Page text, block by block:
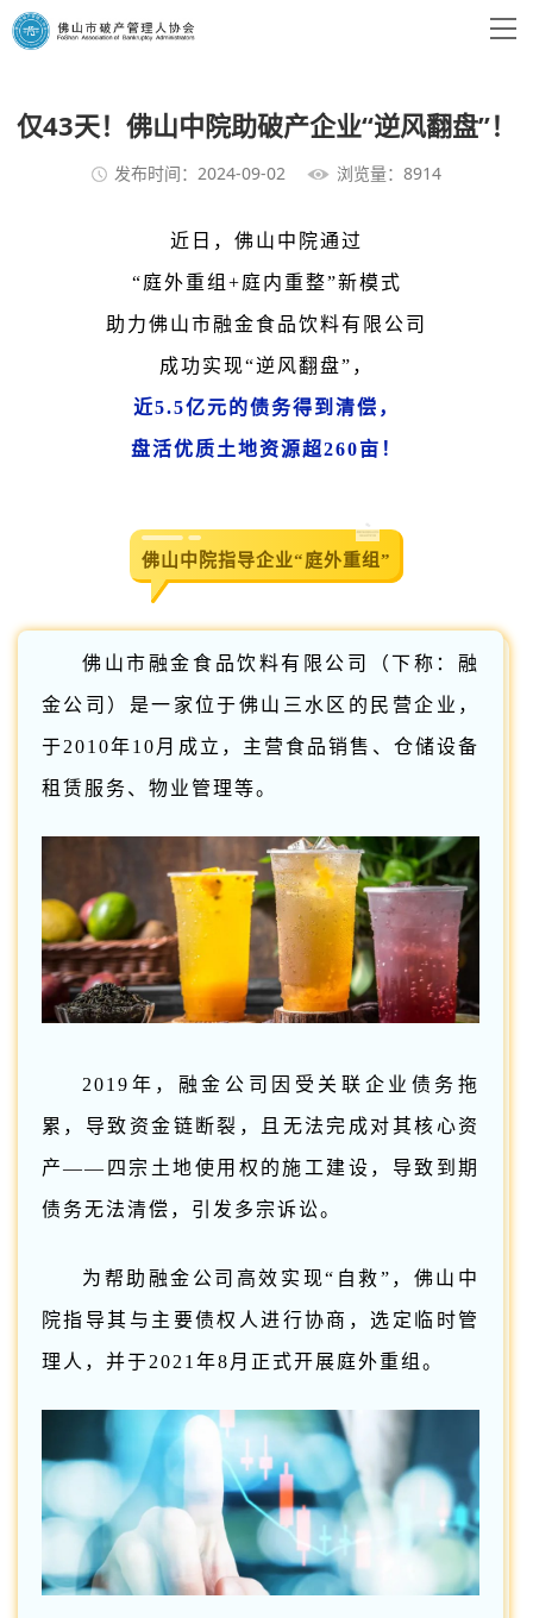
仅43天！佛山中院助破产企业“逆风翻盘”！
发布时间：2024-09-02 浏览量：8914
近日，佛山中院通过
“庭外重组+庭内重整”新模式
助力佛山市融金食品饮料有限公司
成功实现“逆风翻盘”，
近5.5亿元的债务得到清偿，
盘活优质土地资源超260亩 ！
佛山中院指导企业“庭外重组”
佛山市融金食品饮料有限公司（下称：融
金公司）是一家位于佛山三水区的民营企业，
于2010年10月成立，主营食品销售、仓储设备
租赁服务、物业管理等。
2019年，融金公司因受关联企业债务拖
累，导致资金链断裂，且无法完成对其核心资
产——四宗土地使用权的施工建设，导致到期
债务无法清偿，引发多宗诉讼。
为帮助融金公司高效实现“自救”，佛山中
院指导其与主要债权人进行协商，选定临时管
理人，并于2021年8月正式开展庭外重组。